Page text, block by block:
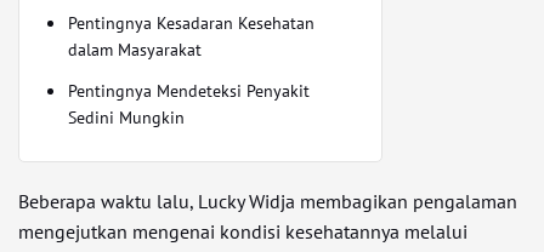
Pentingnya Kesadaran Kesehatan
dalam Masyarakat
Pentingnya Mendeteksi Penyakit
Sedini Mungkin
Beberapa waktu lalu, Lucky Widja membagikan pengalaman
mengejutkan mengenai kondisi kesehatannya melalui